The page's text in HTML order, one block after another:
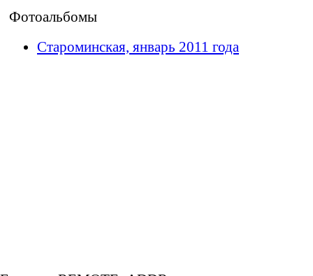
Фотоальбомы
Староминская, январь 2011 года